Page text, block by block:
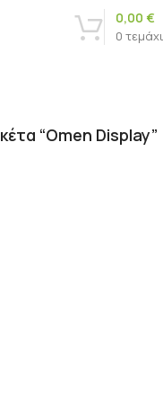
0
0,00 €
“Omen Display”